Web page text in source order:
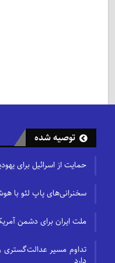
توصیه شده
حمایت از اسرائیل برای
سخنرانی‌های پاپ لئو با
ملت ایران برای دشمن
تداوم مسیر عدالت‌گستری و